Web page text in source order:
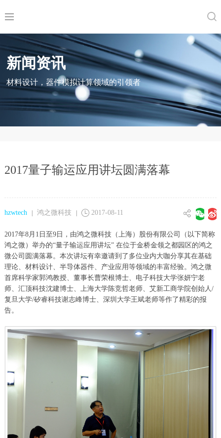
新闻资讯
材料设计，器件模拟计算领域的引领者
2017量子输运应用讲坛圆满落幕
hzwtech | 鸿之微科技 | 2017-08-11
2017年8月1日至9日，由鸿之微科技（上海）股份有限公司（以下简称
鸿之微）举办的“量子输运应用讲坛” 在位于金桥金领之都园区的鸿之
微公司圆满落幕。本次讲坛有幸邀请到了多位业内大咖分享其在基础
理论、材料设计、半导体器件、产业应用等领域的丰富经验。鸿之微
首席科学家郭鸿教授、董事长曹荣根博士、电子科技大学张妍宁老
师、汇顶科技沈建博士、上海大学陈竞哲老师、艾新工商学院创始人/
复旦大学/矽睿科技谢志峰博士、深圳大学王斌老师等作了精彩的报
告。